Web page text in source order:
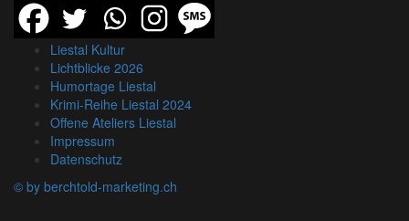
Liestal Kultur
Lichtblicke 2026
Humortage Liestal
Krimi-Reihe Liestal 2024
Offene Ateliers Liestal
Impressum
Datenschutz
© by berchtold-marketing.ch